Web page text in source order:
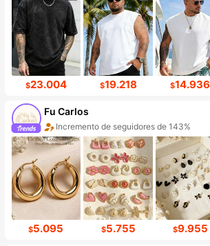
$23.004 $19.218 $14.936
Fu Carlos
Incremento de seguidores de 143%
$5.095 $5.755 $9.955